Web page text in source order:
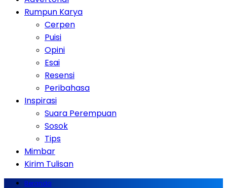
Rumpun Karya
Cerpen
Puisi
Opini
Esai
Resensi
Peribahasa
Inspirasi
Suara Perempuan
Sosok
Tips
Mimbar
Kirim Tulisan
Beranda